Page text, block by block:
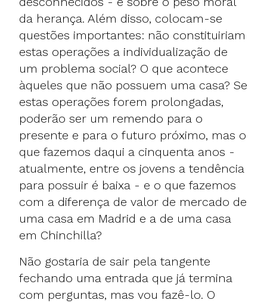
da herança. Além disso, colocam-se
questões importantes: não constituiriam
estas operações a individualização de
um problema social? O que acontece
àqueles que não possuem uma casa? Se
estas operações forem prolongadas,
poderão ser um remendo para o
presente e para o futuro próximo, mas o
que fazemos daqui a cinquenta anos -
atualmente, entre os jovens a tendência
para possuir é baixa - e o que fazemos
com a diferença de valor de mercado de
uma casa em Madrid e a de uma casa
em Chinchilla?
Não gostaria de sair pela tangente
fechando uma entrada que já termina
com perguntas, mas vou fazê-lo. O